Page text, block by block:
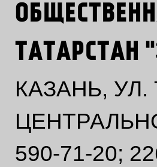
ТАТАРСТАН
КАЗАНЬ,
590-71-20;